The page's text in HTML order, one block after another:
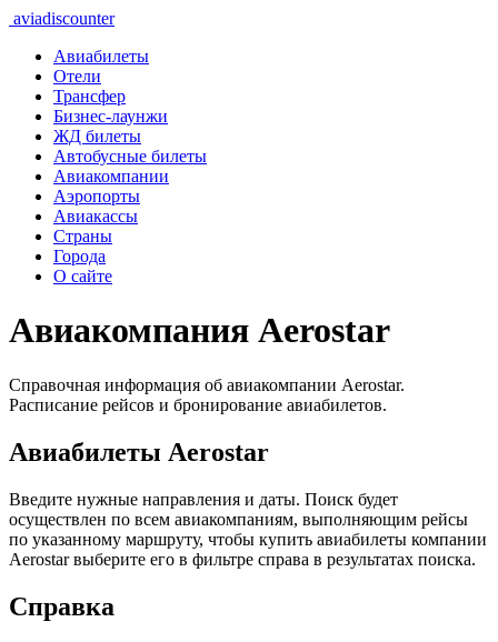
aviadiscounter
Авиабилеты
Отели
Трансфер
Бизнес-лаунжи
ЖД билеты
Автобусные билеты
Авиакомпании
Аэропорты
Авиакассы
Страны
Города
О сайте
Авиакомпания Aerostar
Справочная информация об авиакомпании Aerostar.
Расписание рейсов и бронирование авиабилетов.
Авиабилеты Aerostar
Введите нужные направления и даты. Поиск будет
осуществлен по всем авиакомпаниям, выполняющим рейсы
по указанному маршруту, чтобы купить авиабилеты компании
Aerostar выберите его в фильтре справа в результатах поиска.
Справка